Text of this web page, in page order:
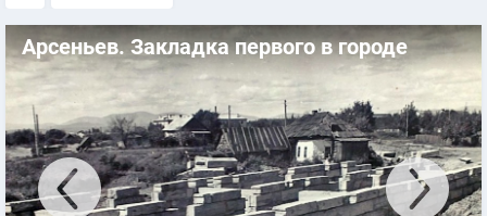
Арсеньев. Закладка первого в городе
многоподъездного дома